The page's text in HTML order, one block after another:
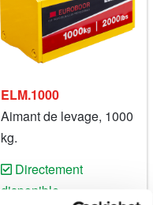
ELM.1000
Aimant de levage, 1000
kg.
Directement
disponible